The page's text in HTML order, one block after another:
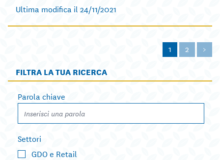
Ultima modifica il 24/11/2021
1 2
>
FILTRA LA TUA RICERCA
Parola chiave
Settori
GDO e Retail